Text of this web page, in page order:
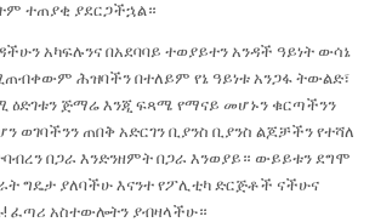
ተጠያቂ ያደርጋችኋል።
አካፍሉንና በአደባባይ ተወያይተን አንዳች ዓይነት ውሳኔ
ሕዝባችን በተለይም የኔ ዓይነቱ አንጋፋ ትውልድ፣
ዕድገቱን ጅማሬ እንጂ ፍጻሜ የማናይ መሆኑን ቁርጣችንን
ወገባችንን ጠበቅ አድርገን ቢያንስ ቢያንስ ልጆቻችን የተሻለ
በጋራ እንድንዘምት በጋራ እንወያይ። ውይይቱን ደግሞ
ግዴታ ያለባችሁ እናንተ የፖሊቲካ ድርጅቶች ናችሁና
ፈጣሪ አስተውሎትን ያብዛላችሁ።